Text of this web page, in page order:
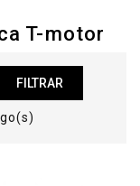
T-motor
FILTRAR